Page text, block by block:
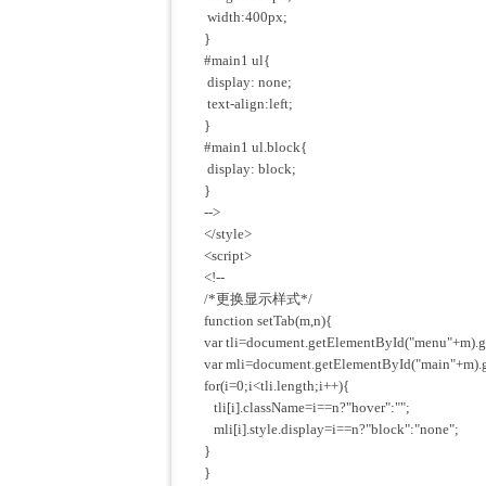
width:400px;
}
#main1 ul{
display: none;
text-align:left;
}
#main1 ul.block{
display: block;
}
-->
</style>
<script>
<!--
/*更换显示样式*/
function setTab(m,n){
var
var
for(i=0;i<tli.length;i++){
tli[i].className=i==n?"hover":"";
mli[i].style.display=i==n?"block":"none";
}
}